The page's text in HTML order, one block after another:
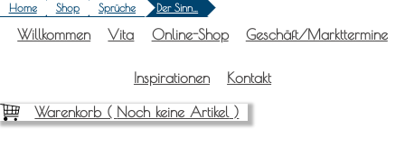
Home Shop Sprüche Der Sinn…
Will­kom­men Vita Online-Shop Geschäft/Markttermine
Inspi­ra­tio­nen Kon­takt
Warenkorb ( Noch keine Artikel )